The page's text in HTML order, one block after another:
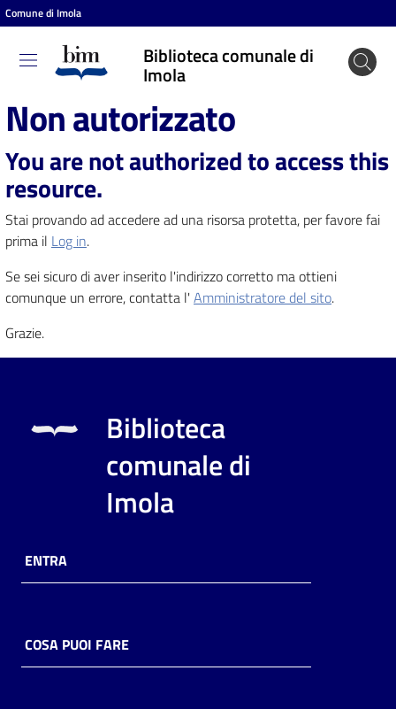
Vai al contenuto
Vai alla navigazione
Vai al footer
Comune di Imola
Biblioteca comunale di
Imola
Biblioteca
comunale
di Imola
Entra
Cosa
puoi
fare
contenuti
Casa
Piani
Non autorizzato
You are not authorized to access this
resource.
Stai provando ad accedere ad una risorsa protetta, per favore fai
prima il Log in.
Se sei sicuro di aver inserito l'indirizzo corretto ma ottieni
comunque un errore, contatta l' Amministratore del sito.
Grazie.
Biblioteca
comunale di
Imola
ENTRA
COSA PUOI FARE